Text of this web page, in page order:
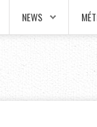
NEWS